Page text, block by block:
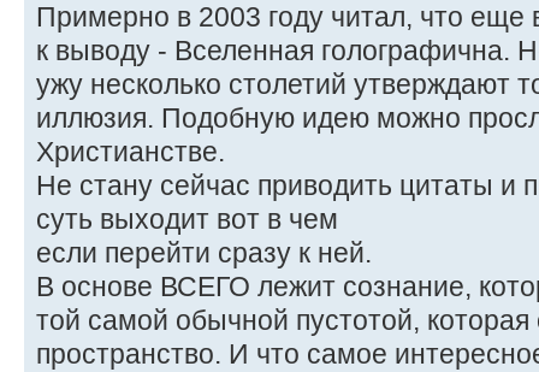
Примерно в 2003 году читал, что еще
к выводу - Вселенная голографична.
ужу несколько столетий утверждают
иллюзия. Подобную идею можно
Христианстве.
Не стану сейчас приводить цитаты и
суть выходит вот в чем
если перейти сразу к ней.
В основе ВСЕГО лежит сознание,
той самой обычной пустотой, которая
пространство. И что самое